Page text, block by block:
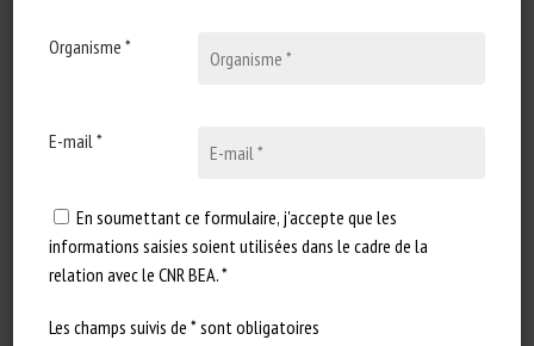
En savoir plus
Behavioral challenges and welfare
implications in lambs raised under
intensive dairy sheep production
systems
Organisme *
E-mail *
En soumettant ce formulaire, j'accepte que les
informations saisies soient utilisées dans le cadre de la
relation avec le CNR BEA. *
Les champs suivis de * sont obligatoires